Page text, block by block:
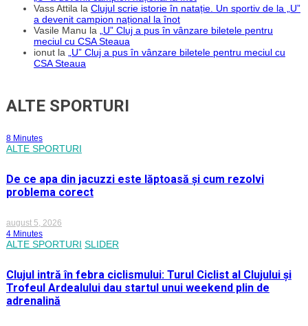
Vass Attila la Clujul scrie istorie în natație. Un sportiv de la „U”
a devenit campion național la înot
Vasile Manu la
„U” Cluj a pus în vânzare biletele pentru
meciul cu CSA Steaua
ionut la
„U” Cluj a pus în vânzare biletele pentru meciul cu
CSA Steaua
ALTE SPORTURI
8 Minutes
ALTE SPORTURI
De ce apa din jacuzzi este lăptoasă și cum rezolvi
problema corect
august 5, 2026
4 Minutes
ALTE SPORTURI SLIDER
Clujul intră în febra ciclismului: Turul Ciclist al Clujului și
Trofeul Ardealului dau startul unui weekend plin de
adrenalină